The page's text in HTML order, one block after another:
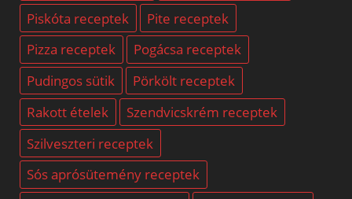
Piskóta receptek
Pite receptek
Pizza receptek
Pogácsa receptek
Pudingos sütik
Pörkölt receptek
Rakott ételek
Szendvicskrém receptek
Szilveszteri receptek
Sós aprósütemény receptek